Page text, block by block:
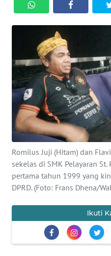
Romilus Juji (Hitam) dan
sekelas di SMK Pelayaran
pertama tahun 1999 yang
DPRD. (Foto: Frans Dhena/
Ikuti
LABUAN
Informasi
INDEKS
BERITA
KONTAK
KAMI
INFO
IKLAN
TENTANG